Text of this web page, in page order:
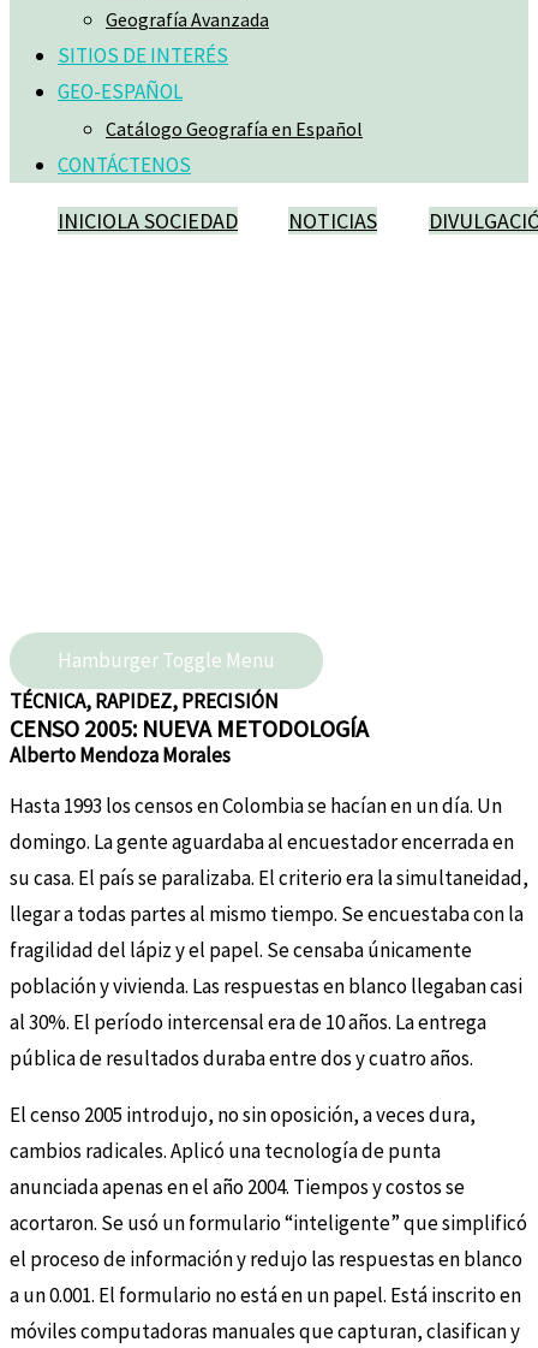
Geografía Avanzada
SITIOS DE INTERÉS
GEO-ESPAÑOL
Catálogo Geografía en Español
CONTÁCTENOS
INICIOLA SOCIEDAD NOTICIAS
Hamburger Toggle Menu
TÉCNICA, RAPIDEZ, PRECISIÓN
CENSO 2005: NUEVA METODOLOGÍA
Alberto Mendoza Morales
Hasta 1993 los censos en Colombia se hacían en un día. Un
domingo. La gente aguardaba al encuestador encerrada en
su casa. El país se paralizaba. El criterio era la simultaneidad,
llegar a todas partes al mismo tiempo. Se encuestaba con la
fragilidad del lápiz y el papel. Se censaba únicamente
población y vivienda. Las respuestas en blanco llegaban casi
al 30%. El período intercensal era de 10 años. La entrega
pública de resultados duraba entre dos y cuatro años.
El censo 2005 introdujo, no sin oposición, a veces dura,
cambios radicales. Aplicó una tecnología de punta
anunciada apenas en el año 2004. Tiempos y costos se
acortaron. Se usó un formulario “inteligente” que simplificó
el proceso de información y redujo las respuestas en blanco
a un 0.001. El formulario no está en un papel. Está inscrito en
móviles computadoras manuales que capturan, clasifican y